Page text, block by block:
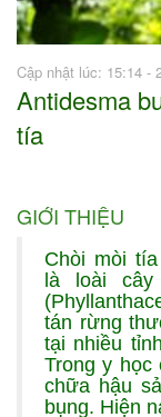
Cập nhật lúc: 15:14 -
Antidesma
tía
GIỚI THIỆU
Chòi mòi
là loài
tán rừng
tại nhiều
Trong y học
chữa hậu
bụng. Hiện